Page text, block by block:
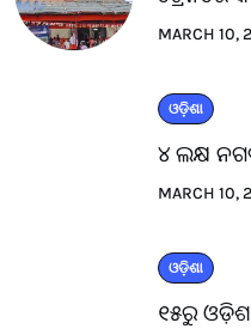
MARCH 10,
ଓଡ଼ିଶା
୪ ଲକ୍ଷ
MARCH 10,
ଓଡ଼ିଶା
୧୫ରୁ